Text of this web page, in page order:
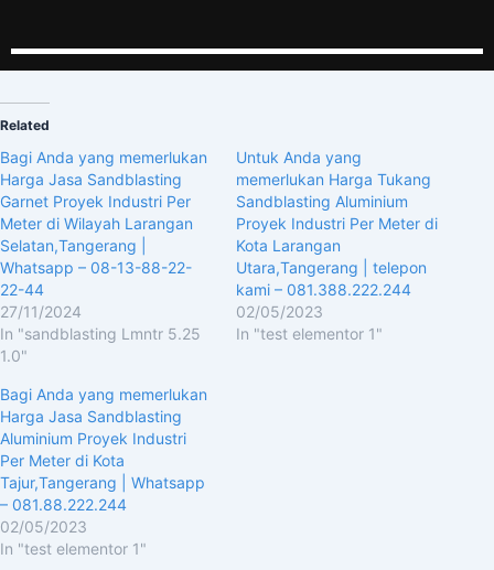
Related
Bagi Anda yang memerlukan
Harga Jasa Sandblasting
Garnet Proyek Industri Per
Meter di Wilayah Larangan
Selatan,Tangerang |
Whatsapp – 08-13-88-22-
22-44
27/11/2024
In "sandblasting Lmntr 5.25
1.0"
Untuk Anda yang
memerlukan Harga Tukang
Sandblasting Aluminium
Proyek Industri Per Meter di
Kota Larangan
Utara,Tangerang | telepon
kami – 081.388.222.244
02/05/2023
In "test elementor 1"
Bagi Anda yang memerlukan
Harga Jasa Sandblasting
Aluminium Proyek Industri
Per Meter di Kota
Tajur,Tangerang | Whatsapp
– 081.88.222.244
02/05/2023
In "test elementor 1"